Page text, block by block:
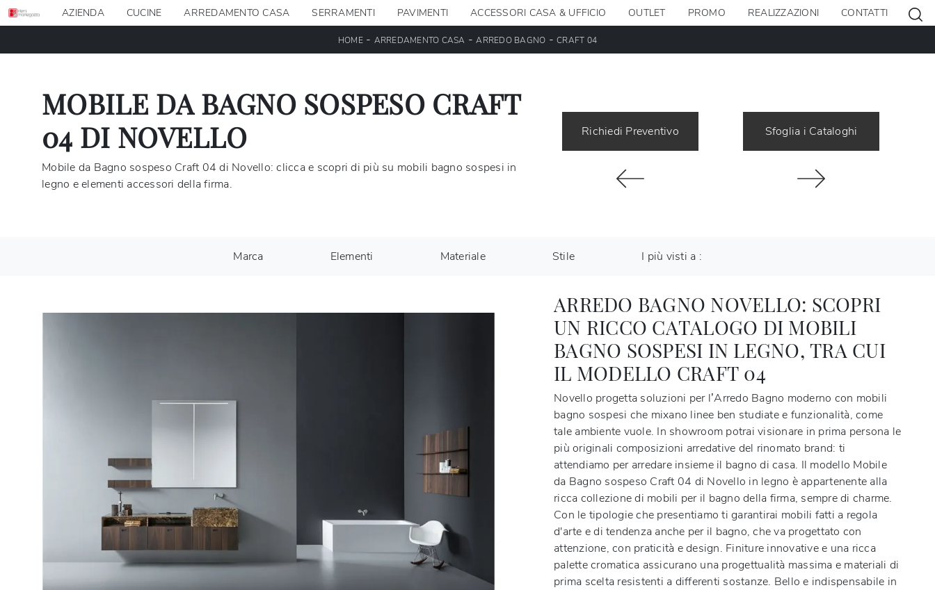
AZIENDA CUCINE ARREDAMENTO CASA SERRAMENTI PAVIMENTI ACCESSORI CASA & UFFICIO OUTLET PROMO REALIZZAZIONI CONTATTI
HOME- ARREDAMENTO CASA -ARREDO BAGNO -CRAFT 04
MOBILE DA BAGNO SOSPESO CRAFT
04 DI NOVELLO
Mobile da Bagno sospeso Craft 04 di Novello: clicca e scopri di più su mobili bagno sospesi in
legno e elementi accessori della firma.
Richiedi Preventivo Sfoglia i Cataloghi
Marca Elementi Materiale Stile I più visti a :
ARREDO BAGNO NOVELLO: SCOPRI
UN RICCO CATALOGO DI MOBILI
BAGNO SOSPESI IN LEGNO, TRA CUI
IL MODELLO CRAFT 04
Novello progetta soluzioni per l’Arredo Bagno moderno con mobili
bagno sospesi che mixano linee ben studiate e funzionalità, come
tale ambiente vuole. In showroom potrai visionare in prima persona le
più originali composizioni arredative del rinomato brand: ti
attendiamo per arredare insieme il bagno di casa. Il modello Mobile
da Bagno sospeso Craft 04 di Novello in legno è appartenente alla
ricca collezione di mobili per il bagno della firma, sempre di charme.
Con le tipologie che presentiamo ti garantirai mobili fatti a regola
d'arte e di tendenza anche per il bagno, che va progettato con
attenzione, con praticità e design. Finiture innovative e una ricca
palette cromatica assicurano una progettualità massima e materiali di
prima scelta resistenti a differenti sostanze. Bello e indispensabile in